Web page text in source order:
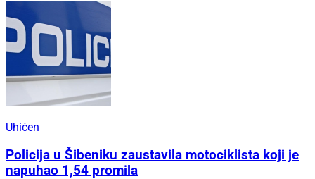
Uhićen
Policija u Šibeniku zaustavila motociklista koji je
napuhao 1,54 promila